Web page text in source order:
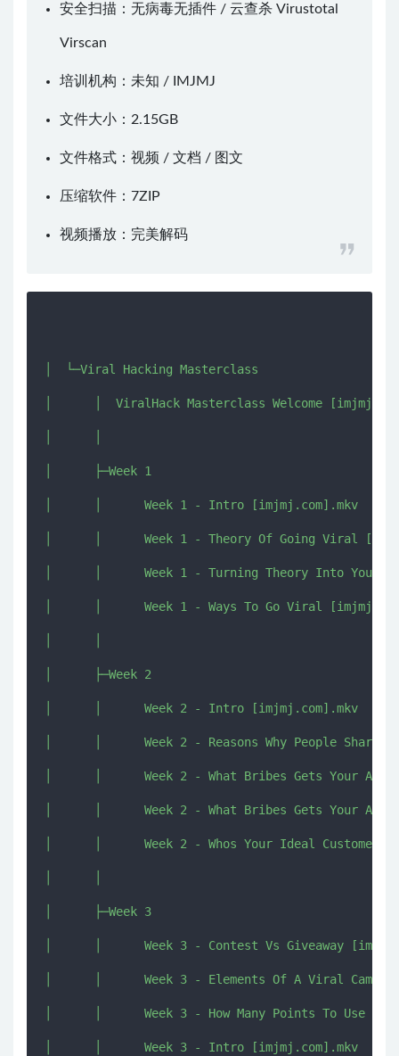
安全扫描：无病毒无插件 / 云查杀 Virustotal
Virscan
培训机构：未知 / IMJMJ
文件大小：2.15GB
文件格式：视频 / 文档 / 图文
压缩软件： 7ZIP
视频播放： 完美解码
│  └─Viral Hacking Masterclass
│      │  ViralHack Masterclass Welcome
│      ├─Week 1
│      │      Week 1 - Intro [imjmj.com].mkv
│      │      Week 1 - Theory Of Going Viral
│      │      Week 1 - Turning Theory Into Your
│      │      Week 1 - Ways To Go Viral
│      ├─Week 2
│      │      Week 2 - Intro [imjmj.com].mkv
│      │      Week 2 - Reasons Why People Share
│      │      Week 2 - What Bribes Gets Your
│      │      Week 2 - What Bribes Gets Your
│      │      Week 2 - Whos Your Ideal Customer
│      ├─Week 3
│      │      Week 3 - Contest Vs Giveaway
│      │      Week 3 - Elements Of A Viral
│      │      Week 3 - How Many Points To Use
│      │      Week 3 - Intro [imjmj.com].mkv